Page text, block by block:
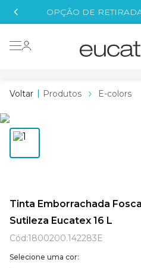
OPÇÃO DE
Produtos E-colors
Tinta Emborrachada
Sutileza Eucatex 16 L
Cód:1800200.142283E
Selecione uma cor:
tinta